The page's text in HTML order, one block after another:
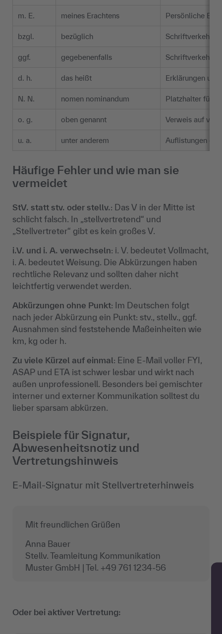
m. E. meines Erachtens Persönliche
bzgl. bezüglich Schriftverkehr
ggf. gegebenenfalls Schriftverkehr
d. h. das heißt Erklärungen
N. N. nomen nominandum Platzhalter für
o. g. oben genannt Verweis auf
u. a. unter anderem Auflistungen
Häufige Fehler und wie man sie
vermeidet
StV. statt stv. oder stellv.: Das V in der Mitte ist
schlicht falsch. In „stellvertretend“ und
„Stellvertreter“ gibt es kein großes V.
i.V. und i. A. verwechseln: i. V. bedeutet Vollmacht,
i. A. bedeutet Weisung. Die Abkürzungen haben
rechtliche Relevanz und sollten daher nicht
leichtfertig verwendet werden.
Abkürzungen ohne Punkt: Im Deutschen folgt
nach jeder Abkürzung ein Punkt: stv., stellv., ggf.
Ausnahmen sind feststehende Maßeinheiten wie
km, kg oder h.
Zu viele Kürzel auf einmal: Eine E-Mail voller FYI,
ASAP und ETA ist schwer lesbar und wirkt nach
außen unprofessionell. Besonders bei gemischter
interner und externer Kommunikation solltest du
lieber sparsam abkürzen.
Beispiele für Signatur,
Abwesenheitsnotiz und
Vertretungshinweis
E-Mail-Signatur mit Stellvertreterhinweis
Mit freundlichen Grüßen
Anna Bauer
Stellv. Teamleitung Kommunikation
Muster GmbH | Tel. +49 761 1234-56
Oder bei aktiver Vertretung: